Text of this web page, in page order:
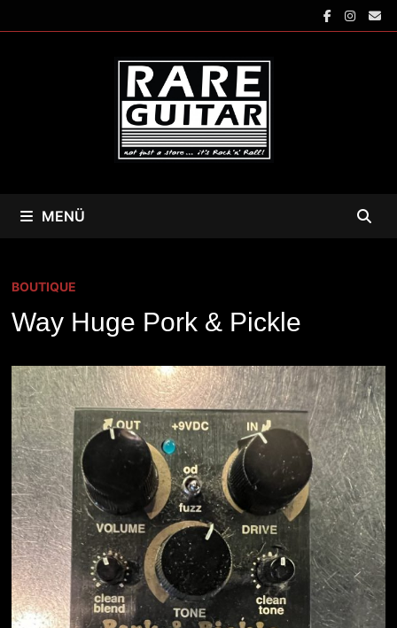
Inhalt
MENÜ
BOUTIQUE
Way Huge Pork & Pickle